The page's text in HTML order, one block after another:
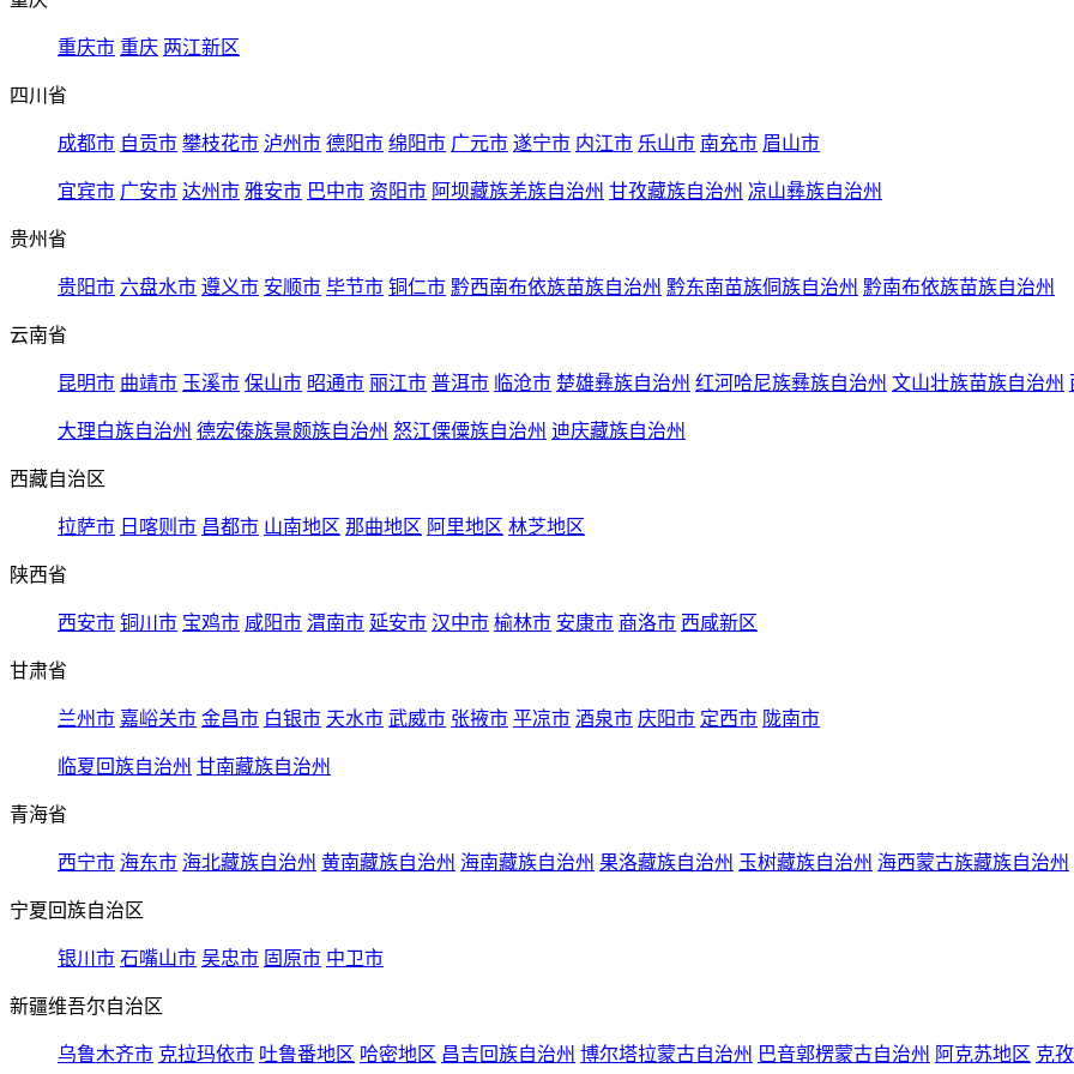
重庆市 重庆 两江新区
四川省
成都市 自贡市 攀枝花市 泸州市 德阳市 绵阳市 广元市 遂宁市 内江市 乐山市 南充市 眉山市
宜宾市 广安市 达州市 雅安市 巴中市 资阳市 阿坝藏族羌族自治州 甘孜藏族自治州 凉山彝族自治州
贵州省
贵阳市 六盘水市 遵义市 安顺市 毕节市 铜仁市 黔西南布依族苗族自治州 黔东南苗族侗族自治州 黔南布依族苗族自治州
云南省
昆明市 曲靖市 玉溪市 保山市 昭通市 丽江市 普洱市 临沧市 楚雄彝族自治州 红河哈尼族彝族自治州 文山壮族苗族自治州
大理白族自治州 德宏傣族景颇族自治州 怒江傈僳族自治州 迪庆藏族自治州
西藏自治区
拉萨市 日喀则市 昌都市 山南地区 那曲地区 阿里地区 林芝地区
陕西省
西安市 铜川市 宝鸡市 咸阳市 渭南市 延安市 汉中市 榆林市 安康市 商洛市 西咸新区
甘肃省
兰州市 嘉峪关市 金昌市 白银市 天水市 武威市 张掖市 平凉市 酒泉市 庆阳市 定西市 陇南市
临夏回族自治州 甘南藏族自治州
青海省
西宁市 海东市 海北藏族自治州 黄南藏族自治州 海南藏族自治州 果洛藏族自治州 玉树藏族自治州 海西蒙古族藏族自治州
宁夏回族自治区
银川市 石嘴山市 吴忠市 固原市 中卫市
新疆维吾尔自治区
乌鲁木齐市 克拉玛依市 吐鲁番地区 哈密地区 昌吉回族自治州 博尔塔拉蒙古自治州 巴音郭楞蒙古自治州 阿克苏地区 克